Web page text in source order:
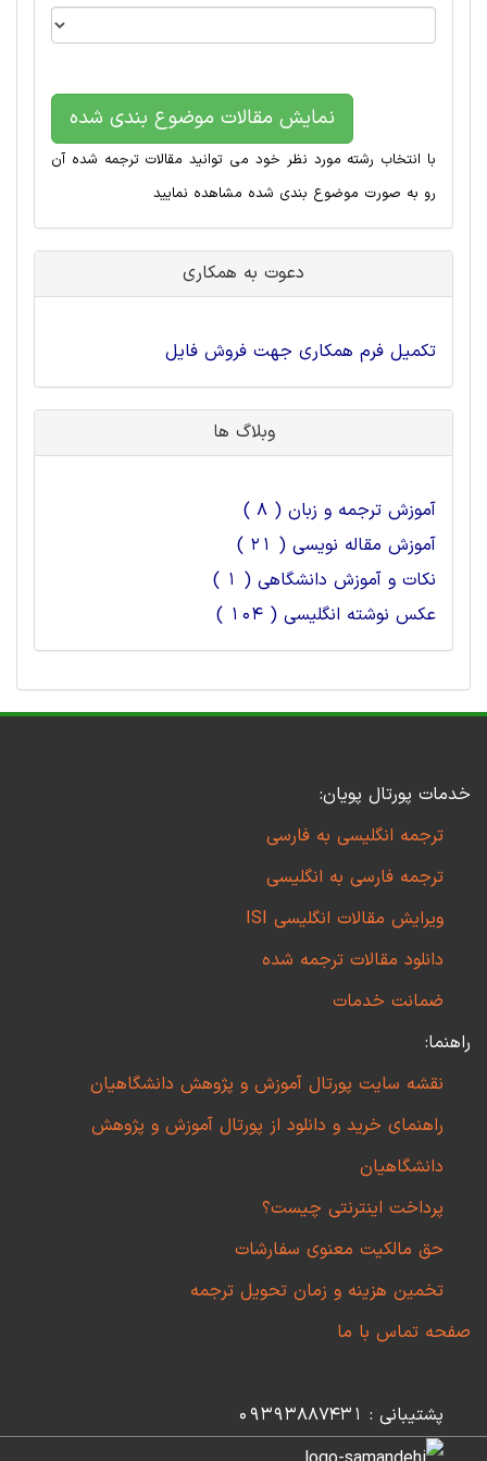
نمایش مقالات موضوع بندی شده
با انتخاب رشته مورد نظر خود می توانید مقالات ترجمه شده آن
رو به صورت موضوع بندی شده مشاهده نمایید
دعوت به همکاری
تکمیل فرم همکاری جهت فروش فایل
وبلاگ ها
آموزش ترجمه و زبان ( 8 )
آموزش مقاله نویسی ( 21 )
نکات و آموزش دانشگاهی ( 1 )
عکس نوشته انگلیسی ( 104 )
خدمات پورتال پویان:
ترجمه انگلیسی به فارسی
ترجمه فارسی به انگلیسی
ویرایش مقالات انگلیسی ISI
دانلود مقالات ترجمه شده
ضمانت خدمات
راهنما:
نقشه سایت پورتال آموزش و پژوهش دانشگاهیان
راهنمای خرید و دانلود از پورتال آموزش و پژوهش
دانشگاهیان
پرداخت اینترنتی چیست؟
حق مالکیت معنوی سفارشات
تخمین هزینه و زمان تحویل ترجمه
صفحه تماس با ما
پشتیبانی : 09393887431